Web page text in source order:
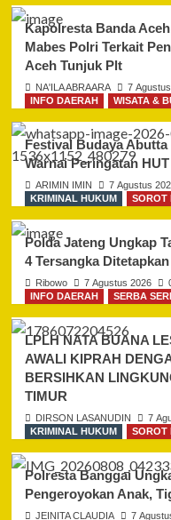
Kapolresta Banda
Mabes Polri Terkait
Aceh Tunjuk Plt
NA'ILA ABRAARA 7
INFO DAERAH
WISATA &
Festival Budaya
Warnai Peringatan
ARIMIN IMIN 7 Agustus
KRIMINAL HUKUM
SOROT
Polda Jateng Ungkap
4 Tersangka
Ribowo 7 Agustus 2026
INFO DAERAH
SERBA
LPLH NATA BUANA
AWALI KIPRAH
BERSIHKAN
TIMUR
DIRSON LASANUDIN 7
KRIMINAL HUKUM
SOROT
Polresta Banggai
Pengeroyokan Anak,
JEINITA CLAUDIA 7